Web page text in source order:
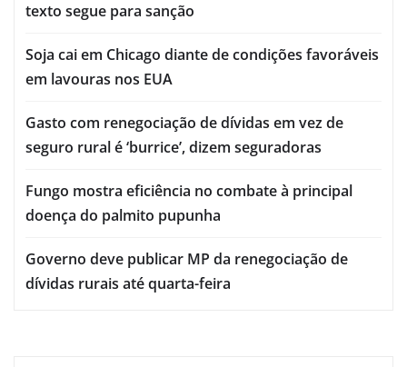
texto segue para sanção
Soja cai em Chicago diante de condições favoráveis
em lavouras nos EUA
Gasto com renegociação de dívidas em vez de
seguro rural é ‘burrice’, dizem seguradoras
Fungo mostra eficiência no combate à principal
doença do palmito pupunha
Governo deve publicar MP da renegociação de
dívidas rurais até quarta-feira